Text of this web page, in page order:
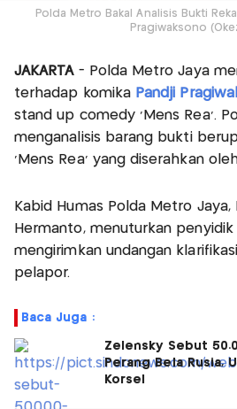
Polda Metro Bakal Analisis Bukti
Pragiwaksono
JAKARTA- Polda Metro Jaya
terhadap komika Pandji
stand up comedy 'Mens Rea'.
menganalisis barang bukti
'Mens Rea' yang diserahkan
Kabid Humas Polda Metro Jaya,
Hermanto, menuturkan
mengirimkan undangan
pelapor.
Baca Juga :
Zelensky Sebut
Perang Bela Rusia,
Korsel